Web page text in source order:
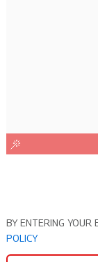
BY ENTERING YOUR
POLICY